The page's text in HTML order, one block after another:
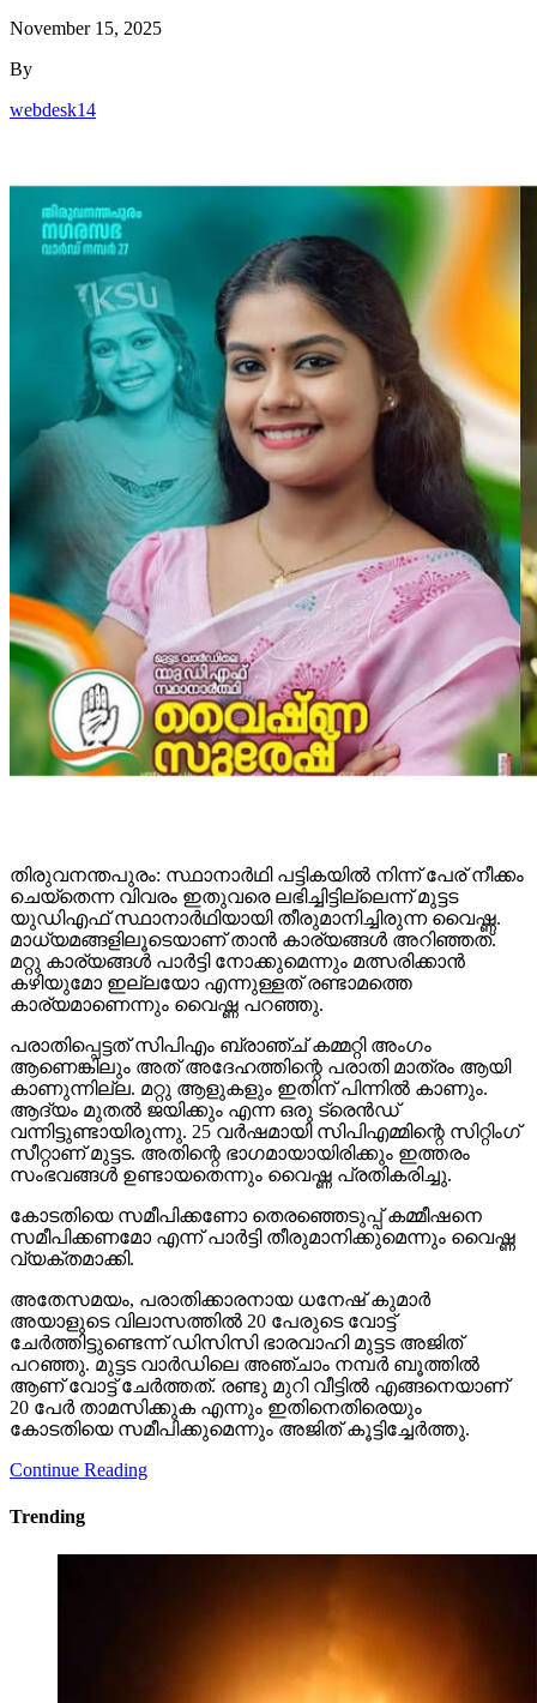
November 15, 2025
By
webdesk14
തിരുവനന്തപുരം: സ്ഥാനാര്‍ഥി പട്ടികയില്‍ നിന്ന് പേര് നീക്കം
ചെയ്‌തെന്ന വിവരം ഇതുവരെ ലഭിച്ചിട്ടില്ലെന്ന് മുട്ടട
യുഡിഎഫ് സ്ഥാനാര്‍ഥിയായി തീരുമാനിച്ചിരുന്ന വൈഷ്ണ.
മാധ്യമങ്ങളിലൂടെയാണ് താന്‍ കാര്യങ്ങള്‍ അറിഞ്ഞത്.
മറ്റു കാര്യങ്ങള്‍ പാര്‍ട്ടി നോക്കുമെന്നും മത്സരിക്കാന്‍
കഴിയുമോ ഇല്ലയോ എന്നുള്ളത് രണ്ടാമത്തെ
കാര്യമാണെന്നും വൈഷ്ണ പറഞ്ഞു.
പരാതിപ്പെട്ടത് സിപിഎം ബ്രാഞ്ച് കമ്മറ്റി അംഗം
ആണെങ്കിലും അത് അദേഹത്തിന്റെ പരാതി മാത്രം ആയി
കാണുന്നില്ല. മറ്റു ആളുകളും ഇതിന് പിന്നില്‍ കാണും.
ആദ്യം മുതല്‍ ജയിക്കും എന്ന ഒരു ട്രെന്‍ഡ്
വന്നിട്ടുണ്ടായിരുന്നു. 25 വര്‍ഷമായി സിപിഎമ്മിന്റെ സിറ്റിംഗ്
സീറ്റാണ് മുട്ടട. അതിന്റെ ഭാഗമായായിരിക്കും ഇത്തരം
സംഭവങ്ങള്‍ ഉണ്ടായതെന്നും വൈഷ്ണ പ്രതികരിച്ചു.
കോടതിയെ സമീപിക്കണോ തെരഞ്ഞെടുപ്പ് കമ്മീഷനെ
സമീപിക്കണമോ എന്ന് പാര്‍ട്ടി തീരുമാനിക്കുമെന്നും വൈഷ്ണ
വ്യക്തമാക്കി.
അതേസമയം, പരാതിക്കാരനായ ധനേഷ് കുമാര്‍
അയാളുടെ വിലാസത്തില്‍ 20 പേരുടെ വോട്ട്
ചേര്‍ത്തിട്ടുണ്ടെന്ന് ഡിസിസി ഭാരവാഹി മുട്ടട അജിത്
പറഞ്ഞു. മുട്ടട വാര്‍ഡിലെ അഞ്ചാം നമ്പര്‍ ബൂത്തില്‍
ആണ് വോട്ട് ചേര്‍ത്തത്. രണ്ടു മുറി വീട്ടില്‍ എങ്ങനെയാണ്
20 പേര്‍ താമസിക്കുക എന്നും ഇതിനെതിരെയും
കോടതിയെ സമീപിക്കുമെന്നും അജിത് കൂട്ടിച്ചേര്‍ത്തു.
Continue Reading
Trending